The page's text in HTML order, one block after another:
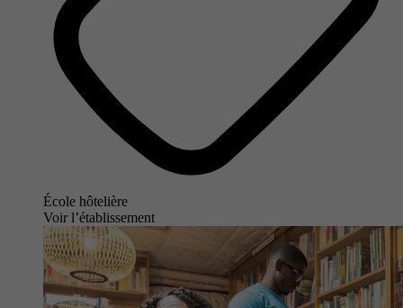
École hôtelière
Voir l’établissement